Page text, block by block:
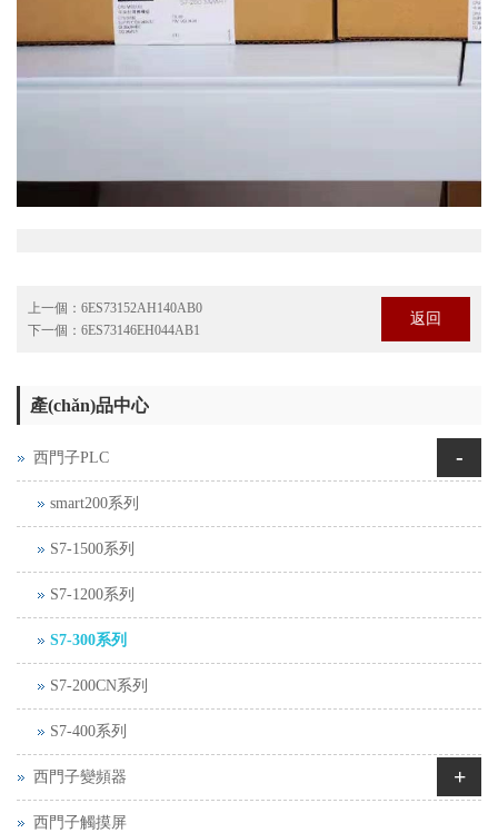
上一個： 6ES73152AH140AB0
下一個： 6ES73146EH044AB1
返回
產(chǎn)品中心
西門子PLC -
smart200系列
S7-1500系列
S7-1200系列
S7-300系列
S7-200CN系列
S7-400系列
西門子變頻器 +
西門子觸摸屏